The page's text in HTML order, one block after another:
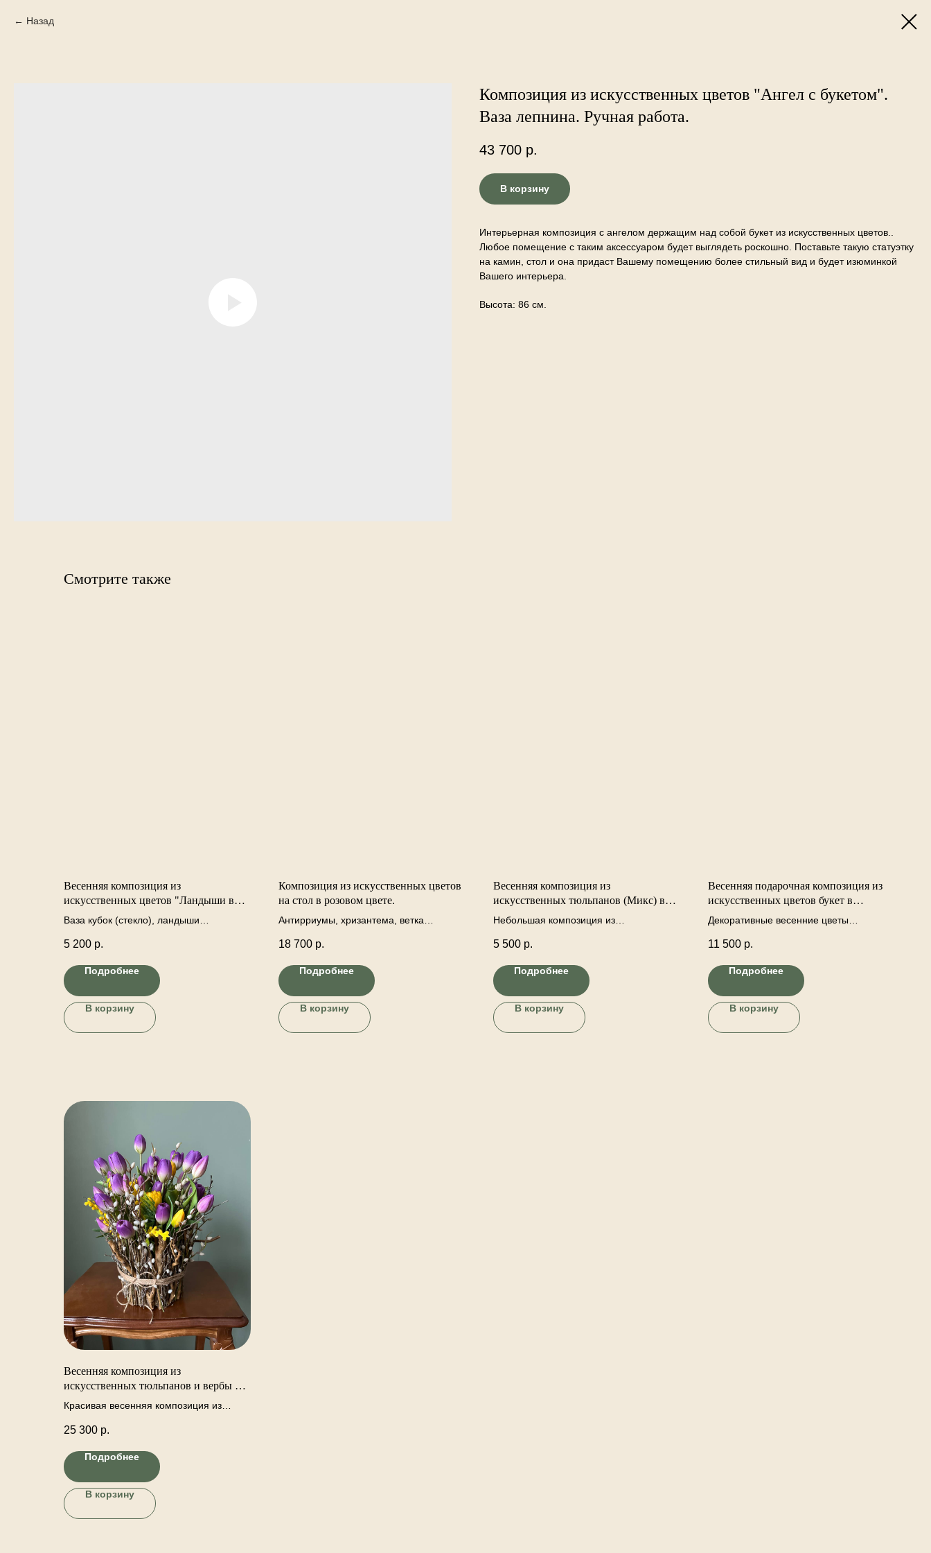
Назад
Композиция из искусственных цветов "Ангел с букетом".
Ваза лепнина. Ручная работа.
43 700 р.
В корзину
Интерьерная композиция с ангелом держащим над собой букет из искусственных цветов..
Любое помещение с таким аксессуаром будет выглядеть роскошно. Поставьте такую статуэтку
на камин, стол и она придаст Вашему помещению более стильный вид и будет изюминкой
Вашего интерьера.
Высота: 86 см.
Смотрите также
Весенняя композиция из
искусственных цветов "Ландыши в
стеклянной вазе"
Ваза кубок (стекло), ландыши
5 200 р.
Подробнее
В корзину
Композиция из искусственных цветов
на стол в розовом цвете.
Антирриумы, хризантема, ветка
декоративная зелень. Ваза керамика.
18 700 р.
Подробнее
В корзину
Весенняя композиция из
искусственных тюльпанов (Микс) в
декорированной вазе.
Небольшая композиция из
мимозы в декорированном
керамическом кашпо.
5 500 р.
Подробнее
В корзину
Весенняя подарочная композиция из
искусственных цветов букет в
конверте-комплименте с цветочным
принтом
Декоративные весенние цветы
цветущие ветки, кустовая роза и другая
декоративная зелень. Крафтовый
конверт-комплимент.
11 500 р.
Подробнее
В корзину
Весенняя композиция из
искусственных тюльпанов и вербы в
декоративном кашпо в стиле рустик.
Красивая весенняя композиция из
мимозы и деревянного кашпо из веток
ручной работы. Высота 44 см. Диаметр
30 см.
25 300 р.
Подробнее
В корзину